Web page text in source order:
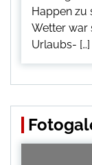
Happen zu
Wetter war
Urlaubs- […]